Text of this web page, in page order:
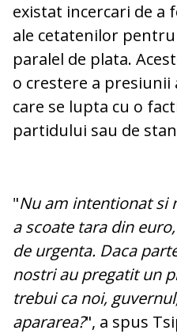
existat incercari de a
ale cetatenilor
paralel de plata.
o crestere a
care se lupta cu o
partidului sau de
"Nu am intentionat si
a scoate tara din
de urgenta. Daca
nostri au pregatit un
trebui ca noi,
apararea?", a spus